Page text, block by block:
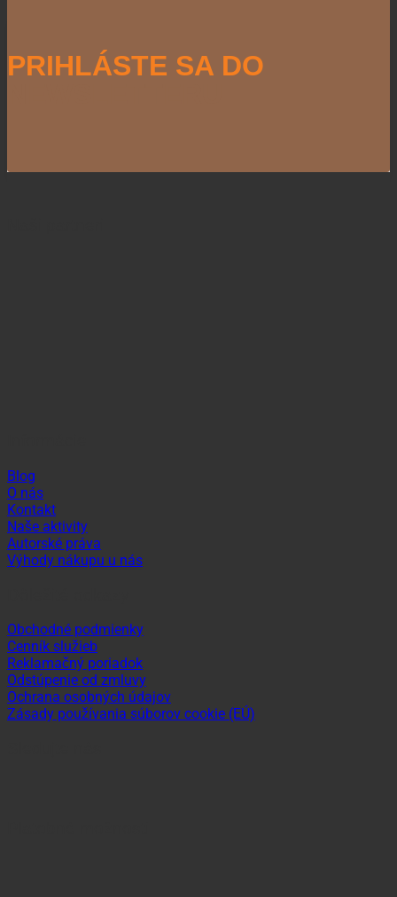
PRIHLÁSTE SA DO
Blog
O nás
Kontakt
Naše aktivity
Autorské práva
Výhody nákupu u nás
Obchodné podmienky
Cenník služieb
Reklamačný poriadok
Odstúpenie od zmluvy
Ochrana osobných údajov
Zásady používania súborov cookie (EÚ)